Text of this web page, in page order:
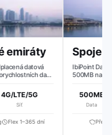
emiráty
datová
dat,
LTE/5G
Flex 1–365 dní
IbiPoint Data
500MB na 7 dní
500MB
Data
Přehled